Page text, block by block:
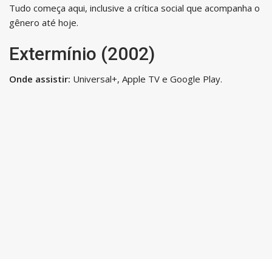
Tudo começa aqui, inclusive a crítica social que acompanha o
gênero até hoje.
Extermínio (2002)
Onde assistir: Universal+, Apple TV e Google Play.